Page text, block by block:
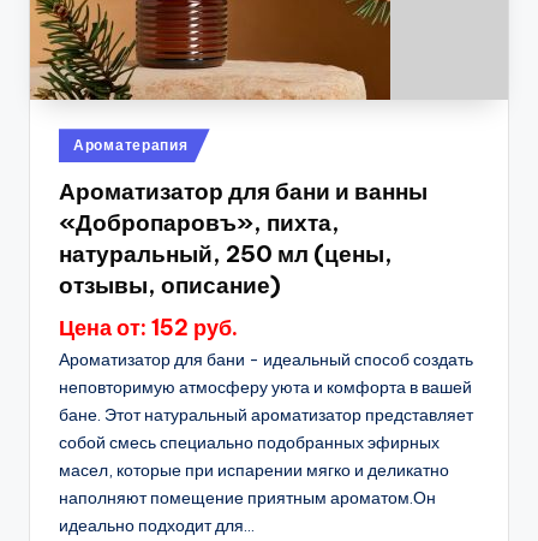
Опубликовано
в
Ароматерапия
Ароматизатор для бани и ванны
«Добропаровъ», пихта,
натуральный, 250 мл (цены,
отзывы, описание)
Цена от: 152 руб.
Ароматизатор для бани - идеальный способ создать
неповторимую атмосферу уюта и комфорта в вашей
бане. Этот натуральный ароматизатор представляет
собой смесь специально подобранных эфирных
масел, которые при испарении мягко и деликатно
наполняют помещение приятным ароматом.Он
идеально подходит для...